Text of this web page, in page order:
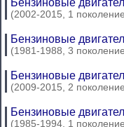
Бензиновые
(2002-2015, 1
Бензиновые
(1981-1988, 3
Бензиновые
(2009-2015, 2
Бензиновые
(1985-1994, 1